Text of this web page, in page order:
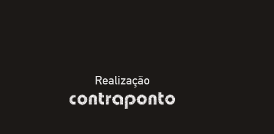
Realização